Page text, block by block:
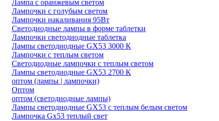
Лампа с оранжевым светом
Лампочки с голубым светом
Лампочки накаливания 95Вт
Светодиодные лампы в форме таблетки
Лампочки светодиодные таблетка
Лампы светодиодные GX53 3000 К
Лампочки с теплым светом
Светодиодные лампочки с теплым светом
Лампы светодиодные GX53 2700 К
оптом (лампы | лампочки)
Оптом
оптом (светодиодные лампы)
Лампы светодиодные GX53 с теплым белым светом
Лампочка Gx53 теплый свет